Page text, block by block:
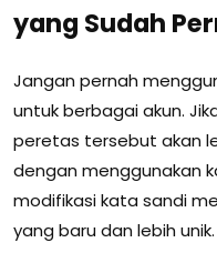
yang Sudah
Jangan pernah
untuk berbagai akun.
peretas tersebut akan
dengan menggunakan
modifikasi kata sandi
yang baru dan lebih unik.